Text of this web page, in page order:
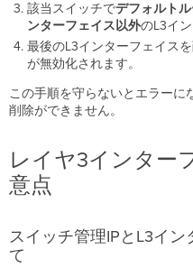
該当スイッチでデフォルト
ンターフェイス以外のL3イ
最後のL3インターフェイス
が無効化されます。
この手順を守らないとエラーに
削除ができません。
レイヤ3インター
意点
スイッチ管理IPとL3イ
て